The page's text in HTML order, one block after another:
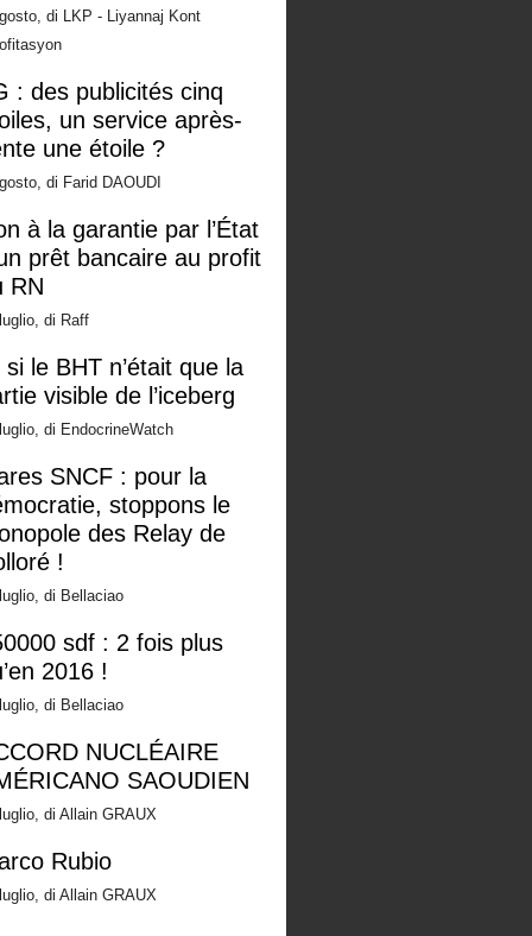
di LKP - Liyannaj Kont
: des publicités cinq
un service après-
une étoile ?
di Farid DAOUDI
à la garantie par l’État
prêt bancaire au profit
RN
di Raff
si le BHT n’était que la
visible de l’iceberg
di EndocrineWatch
SNCF : pour la
stoppons le
des Relay de
!
di Bellaciao
sdf : 2 fois plus
2016 !
di Bellaciao
NUCLÉAIRE
SAOUDIEN
di Allain GRAUX
Rubio
di Allain GRAUX